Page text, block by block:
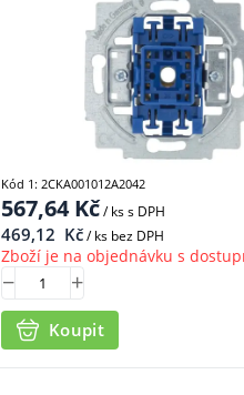
567,64Kč/ kss DPH
469,12 Kč/ ks bez DPH
Zboží je na objednávku s
Koupit
Kód 1: 2CKA001012A2042